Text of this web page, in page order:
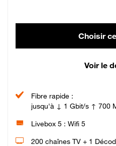
Choisir
Voir le
Fibre rapide :
jusqu'à ↓ 1 Gbit/s ↑ 700
Livebox 5 : Wifi 5
200 chaînes TV + 1